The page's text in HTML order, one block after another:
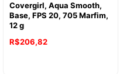
Covergirl, Aqua Smooth,
Base, FPS 20, 705 Marfim,
12 g
R$206,82